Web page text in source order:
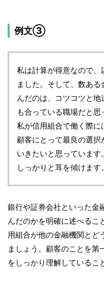
例文③
私は計算が得意なので
ました。そして、数あ
んだのは、コツコツと
も合っている職場だと思
私が信用組合で働く際に
顧客にとって最良の選
いきたいと思っていま
しっかりと耳を傾けます。
銀行や証券会社といった金
んだのかを明確に述べるこ
用組合が他の金融機関とど
ましょう。顧客のことを第
をしっかり理解しているこ